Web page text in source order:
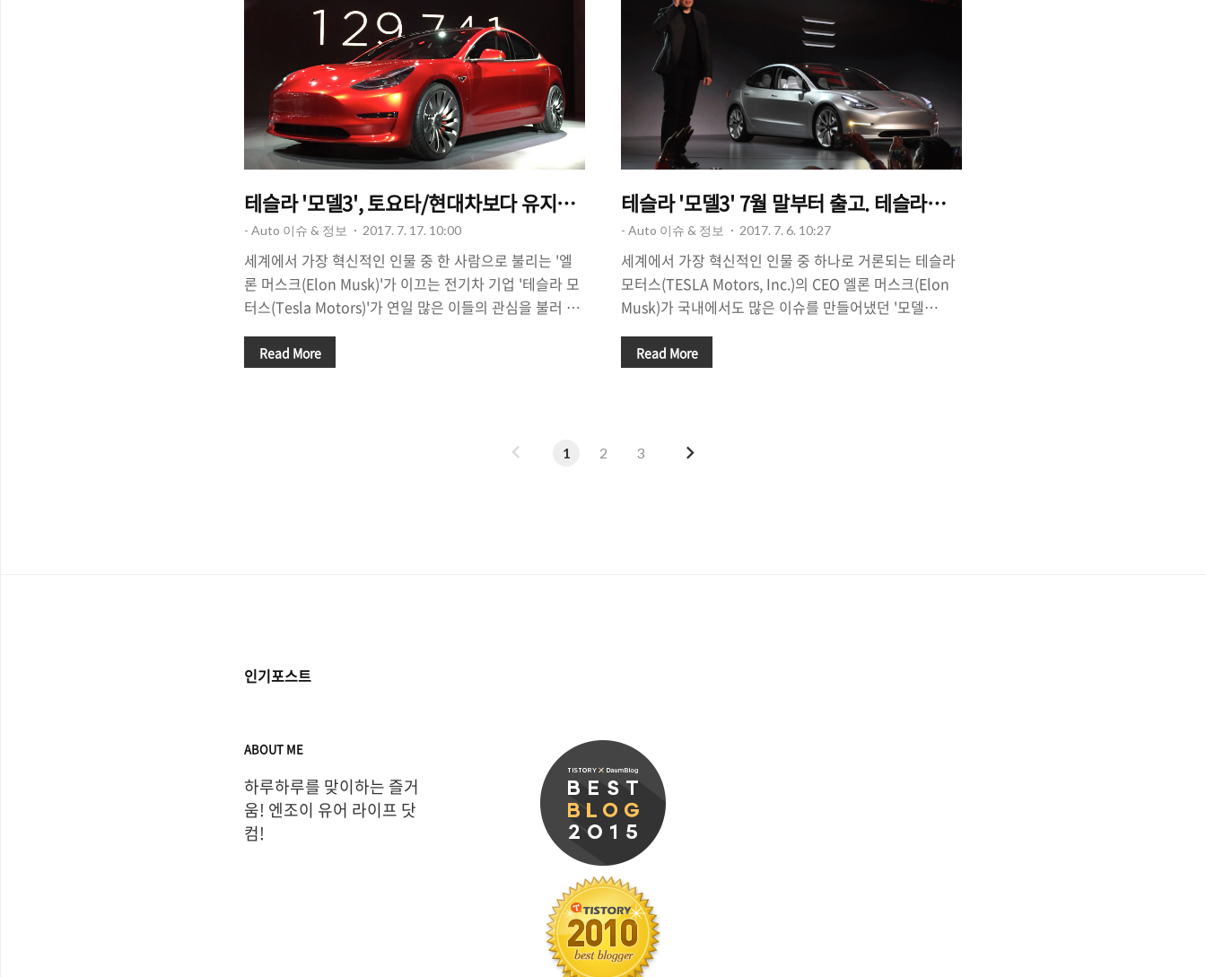
로의 진출하여 트럭 생산에 대한 의지를 밝히면서 향후
'트럭' 시장과 운수 업계에 큰 변화가 예상되고 있습니다.
△ 오는 9월 말, 테슬라는 자율주행 전기 트럭(Au..
(Didi Chuxing)'에 투자하고 이사회에 참여한 것, 그리고
캘리포니아 마운틴뷰에 '디디추싱'이 자율 주행 자동차 연
구소를 설립하는 것 등은 애플이 (자율주행)전기차 생산
자율주행 전기차를 생..
테슬라 '모델3', 토요타/현대차보다 유지비 30% 더 든다?
- Auto 이슈 & 정보 2017. 7. 17. 10:00
세계에서 가장 혁신적인 인물 중 한 사람으로 불리는 '엘
론 머스크(Elon Musk)'가 이끄는 전기차 기업 '테슬라 모
터스(Tesla Motors)'가 연일 많은 이들의 관심을 불러 모
고 미국 전기차 시장 점유율 1위를 고수하고 있는 '테슬
박을 터트리며 화제를 모았던 'Model3'의 출고가 이루어
Read More
테슬라 '모델3' 7월 말부터 출고. 테슬라붐 가속도 붙을까?
- Auto 이슈 & 정보 2017. 7. 6. 10:27
세계에서 가장 혁신적인 인물 중 하나로 거론되는 테슬라
모터스(TESLA Motors, Inc.)의 CEO 엘론 머스크(Elon
Musk)가 국내에서도 많은 이슈를 만들어냈던 '모델
관심을 모으고 있습니다. 모델3는 테슬라가 야심차게 준
내에서도 많은 큰 관심을 끌었던 것입니다. 테슬라 모델3
Read More
1 2 3
다
인기포스트
ABOUT ME
하루하루를 맞이하는 즐거
움! 엔조이 유어 라이프 닷
컴!